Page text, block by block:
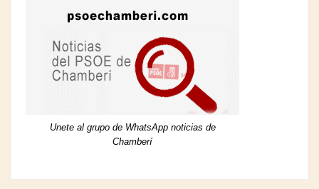
Unete al grupo de WhatsApp noticias de
Chamberí